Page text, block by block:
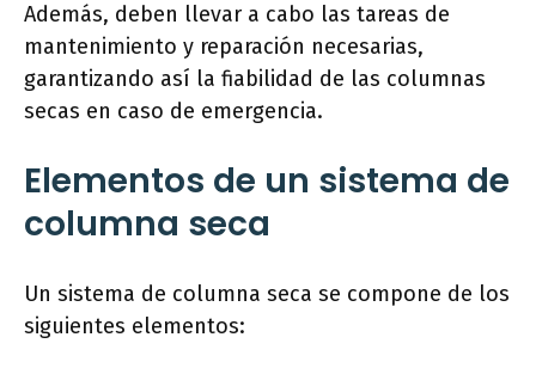
Además, deben llevar a cabo las tareas de
mantenimiento y reparación necesarias,
garantizando así la fiabilidad de las columnas
secas en caso de emergencia.
Elementos de un sistema de
columna seca
Un sistema de columna seca se compone de los
siguientes elementos: